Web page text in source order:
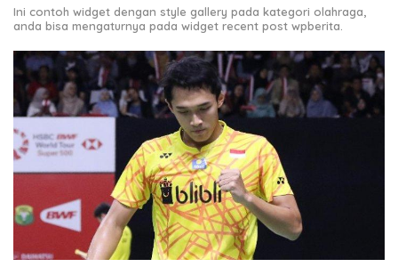
Ini contoh widget dengan style gallery pada kategori olahraga,
anda bisa mengaturnya pada widget recent post wpberita.